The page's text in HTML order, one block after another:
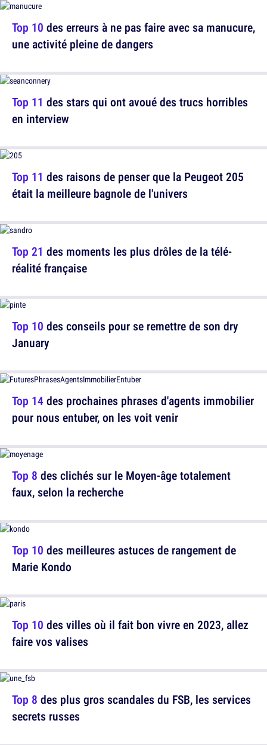
Top 11 des stars qui ont avoué des trucs horribles
en interview
Top 21 des moments les plus drôles de la télé-
réalité française
Top 14des prochaines phrases d'agents immobilier
pour nous entuber, on les voit venir
Top 10 des meilleures astuces de rangement de
Marie Kondo
Top 8 des plus gros scandales du FSB, les services
secrets russes
Top 10 des erreurs à ne pas faire avec sa manucure,
une activité pleine de dangers
Top 11 des raisons de penser que la Peugeot 205
était la meilleure bagnole de l'univers
Top 10 des conseils pour se remettre de son dry
January
Top 8 des clichés sur le Moyen-âge totalement
faux, selon la recherche
Top 10 des villes où il fait bon vivre en 2023, allez
faire vos valises